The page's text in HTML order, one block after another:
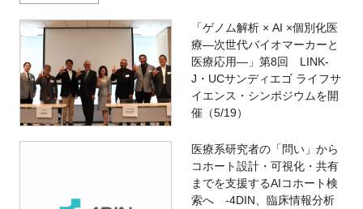
「ゲノム解析 × AI ×個別化医
療―次世代バイオマーカーと
医療応用―」第8回 LINK-
J・UCサンディエゴ ライフサ
イエンス・シンポジウムを開
催（5/19）
医療系研究者の「問い」から
コホート設計・可視化・共有
までを支援するAIコホート検
索へ -4DIN、臨床情報分析